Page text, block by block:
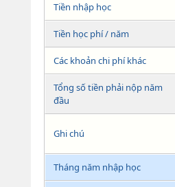
Tiền nhập học
Tiền học phí / năm
Các khoản chi phí khác
Tổng số tiền phải nộp năm
đầu
Ghi chú
Tháng năm nhập học